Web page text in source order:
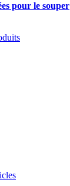
pour le souper